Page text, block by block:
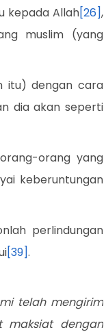
kepada Allah[26],
muslim (yang
itu) dengan cara
dia akan seperti
orang yang
keberuntungan
perlindungan
[39].
telah mengirim
maksiat dengan